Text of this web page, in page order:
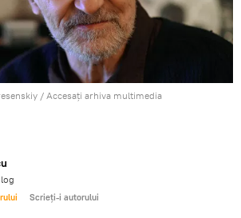
/ Accesați arhiva multimedia
Scrieți-i autorului